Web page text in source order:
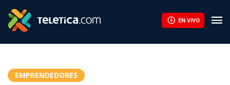
EN VIVO
EMPRENDEDORES